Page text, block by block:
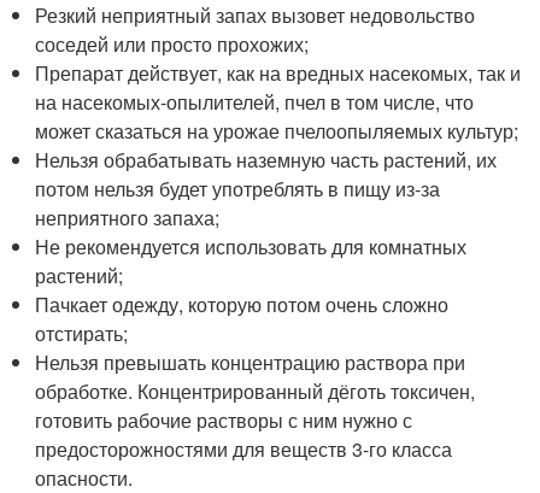
Резкий неприятный запах вызовет недовольство
соседей или просто прохожих;
Препарат действует, как на вредных насекомых, так и
на насекомых-опылителей, пчел в том числе, что
может сказаться на урожае пчелоопыляемых культур;
Нельзя обрабатывать наземную часть растений, их
потом нельзя будет употреблять в пищу из-за
неприятного запаха;
Не рекомендуется использовать для комнатных
растений;
Пачкает одежду, которую потом очень сложно
отстирать;
Нельзя превышать концентрацию раствора при
обработке. Концентрированный дёготь токсичен,
готовить рабочие растворы с ним нужно с
предосторожностями для веществ 3-го класса
опасности.